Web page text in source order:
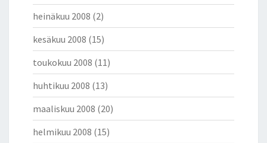
heinäkuu 2008 (2)
kesäkuu 2008 (15)
toukokuu 2008 (11)
huhtikuu 2008 (13)
maaliskuu 2008 (20)
helmikuu 2008 (15)